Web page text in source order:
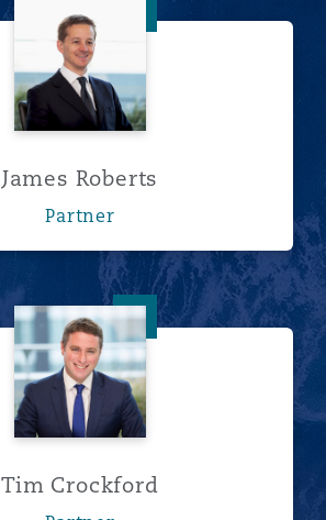
James Roberts
James Roberts
Partner
Tim Crockford
Tim Crockford